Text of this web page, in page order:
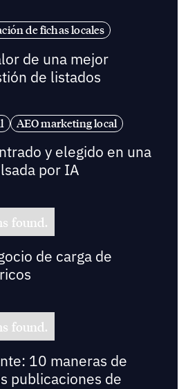
de fichas locales
de una mejor
de listados
AEO marketing local
y elegido en una
por IA
found.
de carga de
found.
10 maneras de
publicaciones de